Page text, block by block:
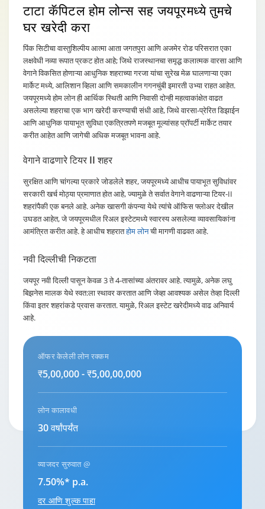
टाटा कॅपिटल होम लोन्स सह जयपूरमध्ये तुमचे
घर खरेदी करा
पिंक सिटीचा वास्तुशिल्पीय आत्मा आता जगतपुरा आणि अजमेर रोड परिसरात एका
लक्षवेधी नव्या रूपात प्रकट होत आहे; जिथे राजस्थानचा समृद्ध कलात्मक वारसा आणि
वेगाने विकसित होणाऱ्या आधुनिक शहराच्या गरजा यांचा सुरेख मेळ घालणाऱ्या एका
मार्केट मध्ये, आलिशान व्हिला आणि समकालीन गगनचुंबी इमारती उभ्या राहत आहेत.
जयपूरमध्ये होम लोन ही आर्थिक स्थिती आणि निवासी दोन्ही महत्वाकांक्षेत वाढत
असलेल्या शहराचा एक भाग खरेदी करण्याची संधी आहे, जिथे वारसा-प्रेरित डिझाईन
आणि आधुनिक पायाभूत सुविधा एकत्रितपणे मजबूत मूल्यांसह प्रॉपर्टी मार्केट तयार
करीत आहेत आणि जागेची अधिक मजबूत भावना आहे.
वेगाने वाढणारे टियर II शहर
सुरक्षित आणि चांगल्या प्रकारे जोडलेले शहर, जयपूरमध्ये आधीच पायाभूत सुविधांवर
सरकारी खर्च मोठ्या प्रमाणात होत आहे, ज्यामुळे ते सर्वात वेगाने वाढणाऱ्या टियर-II
शहरांपैकी एक बनले आहे. अनेक खासगी कंपन्या येथे त्यांचे ऑफिस फ्लोअर देखील
उघडत आहेत, जे जयपूरमधील रिअल इस्टेटमध्ये स्वारस्य असलेल्या व्यावसायिकांना
आमंत्रित करीत आहे. हे आधीच शहरातहोम लोनची मागणी वाढवत आहे.
नवी दिल्लीची निकटता
जयपूर नवी दिल्ली पासून केवळ 3 ते 4-तासांच्या अंतरावर आहे. त्यामुळे, अनेक लघु
बिझनेस मालक येथे स्वत:ला स्थावर करतात आणि जेव्हा आवश्यक असेल तेव्हा दिल्ली
किंवा इतर शहरांकडे प्रवास करतात. यामुळे, रिअल इस्टेट खरेदीमध्ये वाढ अनिवार्य
आहे.
ऑफर केलेली लोन रक्कम
₹5,00,000 - ₹5,00,00,000
लोन कालावधी
30 वर्षांपर्यंत
व्याजदर सुरुवात @
7.50%* p.a.
दर आणि शुल्क पाहा